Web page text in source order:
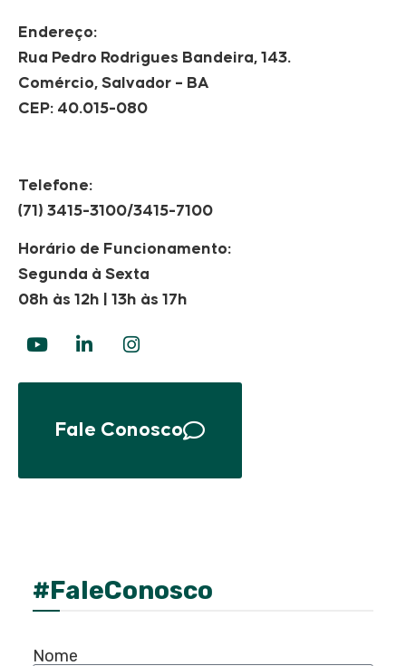
Endereço:
Rua Pedro Rodrigues Bandeira, 143.
Comércio, Salvador – BA
CEP: 40.015-080
Telefone:
(71) 3415-3100/3415-7100
Horário de Funcionamento:
Segunda à Sexta
08h às 12h | 13h às 17h
Fale Conosco
#FaleConosco
Nome